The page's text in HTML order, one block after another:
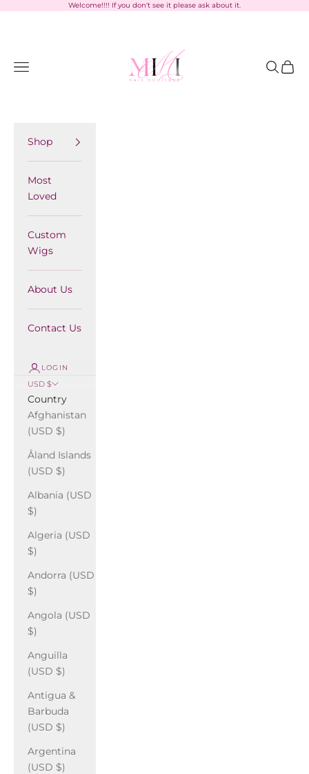
Skip to contentWelcome!!!! If you don't see it please ask about it.
Navigation menu Search
Cart
Shop
Most
Loved
Custom
Wigs
About Us
Contact Us
LOGIN
USD $
Country
Afghanistan
(USD $)
Åland Islands
(USD $)
Albania (USD
$)
Algeria (USD
$)
Andorra (USD
$)
Angola (USD
$)
Anguilla
(USD $)
Antigua &
Barbuda
(USD $)
Argentina
(USD $)